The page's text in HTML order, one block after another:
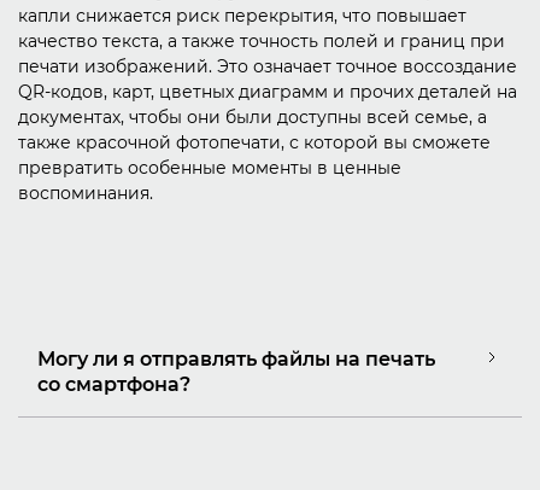
капли снижается риск перекрытия, что повышает
качество текста, а также точность полей и границ при
печати изображений. Это означает точное воссоздание
QR-кодов, карт, цветных диаграмм и прочих деталей на
документах, чтобы они были доступны всей семье, а
также красочной фотопечати, с которой вы сможете
превратить особенные моменты в ценные
воспоминания.
Могу ли я отправлять файлы на печать
со смартфона?